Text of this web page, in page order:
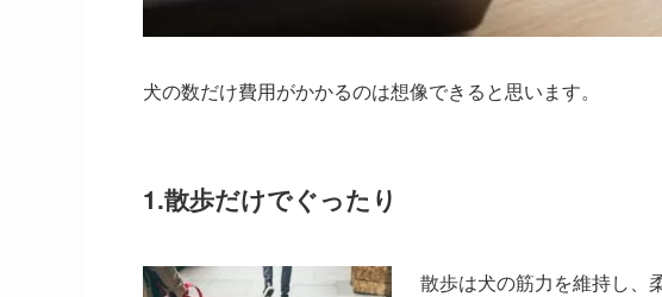
犬の数だけ費用がかかるのは想像できると思います。
1.散歩だけでぐったり
散歩は犬の筋力を維持し、